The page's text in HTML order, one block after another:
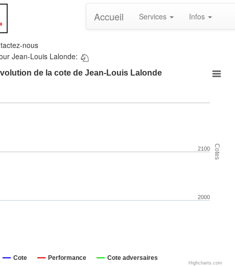
Accueil Services Infos
nous
Jean-Louis Lalonde:
Cotes
de la cote de Jean-Louis Lalonde
Cote Performance Cote adversaires
2000
2100
Highcharts.com